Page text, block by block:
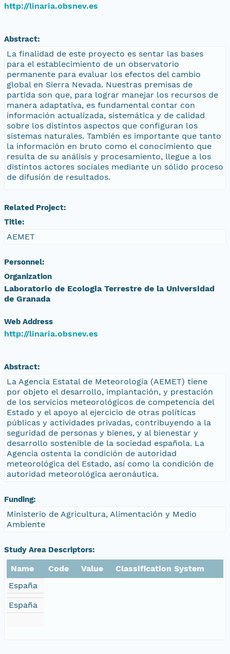
http://linaria.obsnev.es
Abstract:
La finalidad de este proyecto es sentar las bases
para el establecimiento de un observatorio
permanente para evaluar los efectos del cambio
global en Sierra Nevada. Nuestras premisas de
partida son que, para lograr manejar los recursos de
manera adaptativa, es fundamental contar con
información actualizada, sistemática y de calidad
sobre los distintos aspectos que configuran los
sistemas naturales. También es importante que tanto
la información en bruto como el conocimiento que
resulta de su análisis y procesamiento, llegue a los
distintos actores sociales mediante un sólido proceso
de difusión de resultados.
Related Project:
Title:
AEMET
Personnel:
Organization
Laboratorio de Ecologia Terrestre de la Universidad
de Granada
Web Address
http://linaria.obsnev.es
Abstract:
La Agencia Estatal de Meteorología (AEMET) tiene
por objeto el desarrollo, implantación, y prestación
de los servicios meteorológicos de competencia del
Estado y el apoyo al ejercicio de otras políticas
públicas y actividades privadas, contribuyendo a la
seguridad de personas y bienes, y al bienestar y
desarrollo sostenible de la sociedad española. La
Agencia ostenta la condición de autoridad
meteorológica del Estado, así como la condición de
autoridad meteorológica aeronáutica.
Funding:
Ministerio de Agricultura, Alimentación y Medio
Ambiente
Study Area Descriptors:
Name Code Value
Classification System
España
España